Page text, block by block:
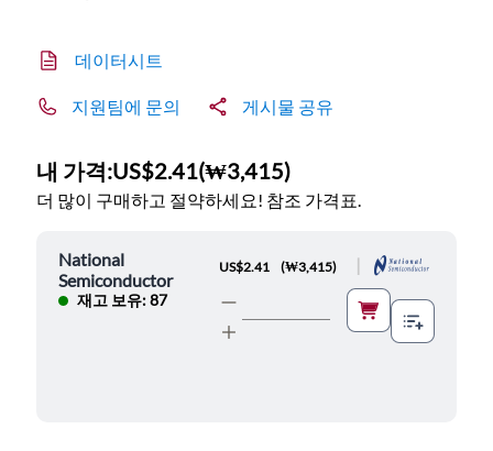
데이터시트
지원팀에 문의 게시물 공유
내 가격:US$2.41(₩3,415)
더 많이 구매하고 절약하세요! 참조 가격표.
National
Semiconductor
재고 보유: 87
US$2.41 (₩3,415)